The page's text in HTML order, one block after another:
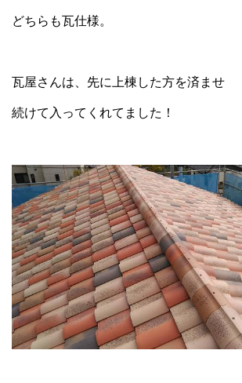
どちらも瓦仕様。
瓦屋さんは、先に上棟した方を済ませ
続けて入ってくれてました！